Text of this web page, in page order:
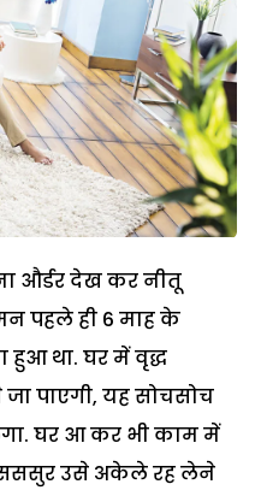
और्डर देख कर नीतू
पहले ही 6 माह के
हुआ था. घर में वृद्ध
पाएगी, यह सोचसोच
घर आ कर भी काम में
उसे अकेले रह लेने